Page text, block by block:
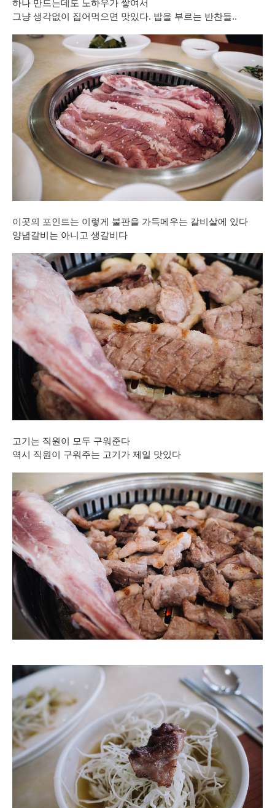
하나 만드는데도 노하우가 쌓여서
그냥 생각없이 집어먹으면 맛있다. 밥을 부르는 반찬들..
이곳의 포인트는 이렇게 불판을 가득메우는 갈비살에 있다
양념갈비는 아니고 생갈비다
고기는 직원이 모두 구워준다
역시 직원이 구워주는 고기가 제일 맛있다